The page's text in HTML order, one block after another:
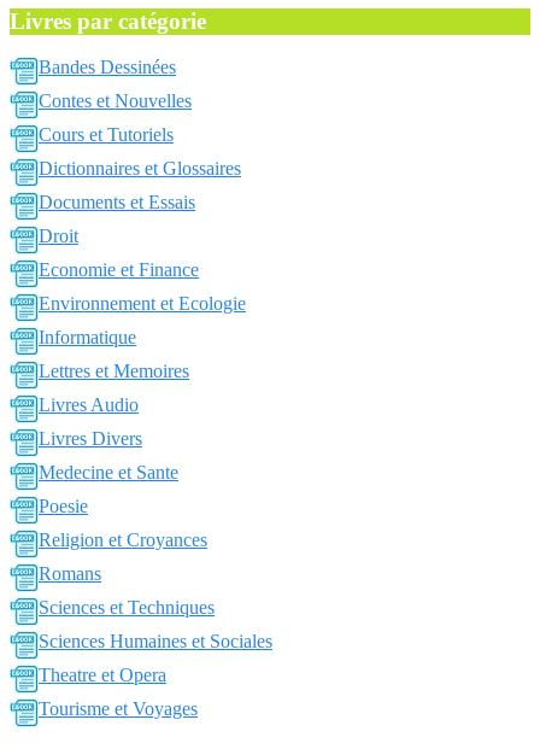
Livres par catégorie
Bandes Dessinées
Contes et Nouvelles
Cours et Tutoriels
Dictionnaires et Glossaires
Documents et Essais
Droit
Economie et Finance
Environnement et Ecologie
Informatique
Lettres et Memoires
Livres Audio
Livres Divers
Medecine et Sante
Poesie
Religion et Croyances
Romans
Sciences et Techniques
Sciences Humaines et Sociales
Theatre et Opera
Tourisme et Voyages